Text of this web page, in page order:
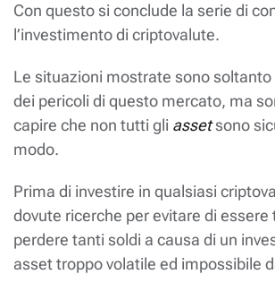
Con questo si conclude la serie di
l’investimento di criptovalute.
Le situazioni mostrate sono
dei pericoli di questo mercato, ma
capire che non tutti gli assetsono
modo.
Prima di investire in qualsiasi
dovute ricerche per evitare di essere
perdere tanti soldi a causa di un
asset troppo volatile ed impossibile